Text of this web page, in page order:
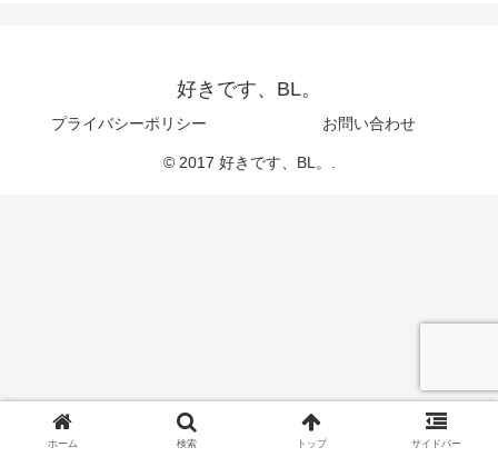
好きです、BL。
プライバシーポリシー お問い合わせ
© 2017 好きです、BL。.
ホーム 検索 トップ サイドバー